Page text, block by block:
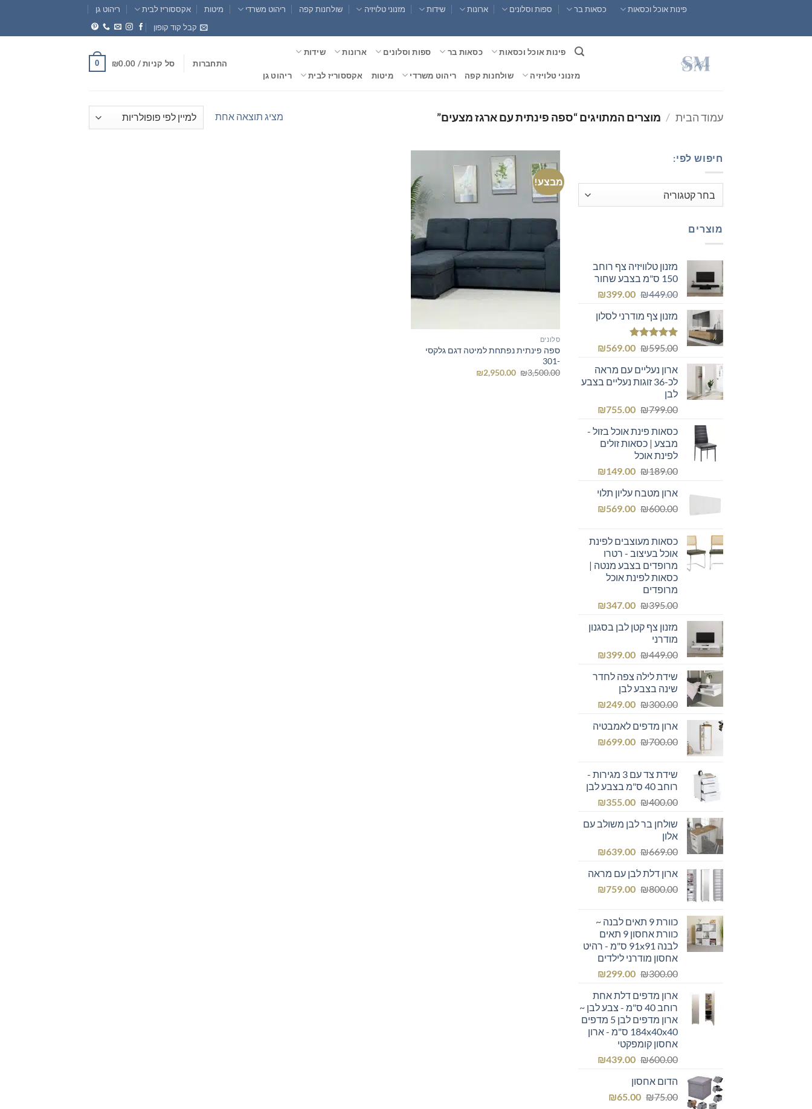
content
פינות אוכל וכסאות כסאות בר ספות וסלונים ארונות שידות מזנוני טלויזיה שולחנות קפה ריהוט משרדי מיטות אקססוריז לבית
ריהוט גן
קבל קוד קופון
פינות אוכל וכסאות כסאות בר ספות וסלונים ארונות שידות
מזנוני טלויזיה שולחנות קפה ריהוט משרדי מיטות אקססוריז לבית ריהוט גן
התחברות סל קניות / ₪0.00
0
עמוד הבית / מוצרים המתויגים “ספה פינתית עם ארגז מצעים” מציג תוצאה אחת
חיפוש לפי:
מוצרים
מזנון טלוויזיה צף רוחב
150 ס"מ בצבע שחור
₪449.00
המחיר
היה:
₪449.00.
₪399.00
המחיר
הוא:מזנון צף מודרני לסלון
דורג5.00
₪595.00
המחיר
היה:
₪595.00.
₪569.00
המחיר
הוא:
₪569.00.
ארון נעליים עם מראה
לכ-36 זוגות נעליים בצבע
לבן
₪799.00
המחיר
היה:
₪799.00.
₪755.00
המחיר
הוא:
כסאות פינת אוכל בזול -
מבצע | כסאות זולים
לפינת אוכל
₪189.00
המחיר
היה:
₪189.00.
₪149.00
המחיר
הוא:
₪149.00.
ארון מטבח עליון תלוי
₪600.00
המחיר
₪600.00.
₪569.00
המחיר
₪569.00.כסאות מעוצבים לפינת
אוכל בעיצוב - רטרו
מרופדים בצבע מנטה |
כסאות לפינת אוכל
מרופדים
₪395.00
המחיר
היה:
₪347.00
המחיר
הוא:
מזנון צף קטן לבן בסגנון
מודרני
₪449.00
המחיר
היה:
₪449.00.
₪399.00
המחיר
הוא:שידת לילה צפה לחדר
שינה בצבע לבן
₪300.00
המחיר
היה:
₪300.00.
₪249.00
המחיר
הוא:
₪249.00.
ארון מדפים לאמבטיה
₪700.00
המחיר
₪700.00.
₪699.00
המחיר
₪699.00.שידת צד עם 3 מגירות -
רוחב 40 ס"מ בצבע לבן
₪400.00
המחיר
היה:
₪355.00
המחיר
הוא:
שולחן בר לבן משולב עם
אלון
₪669.00
המחיר
היה:
₪669.00.
₪639.00
המחיר
הוא:
₪639.00.
ארון דלת לבן עם מראה
₪800.00
המחיר
₪800.00.
₪759.00
המחיר
₪759.00.כוורת 9 תאים לבנה ~
כוורת אחסון 9 תאים
לבנה 91x91 ס"מ - רהיט
אחסון מודרני לילדים
₪300.00
המחיר
היה:
₪300.00.
₪299.00
המחיר
הוא:
₪299.00.
ארון מדפים דלת אחת
רוחב 40 ס"מ - צבע לבן ~
ארון מדפים לבן 5 מדפים
184x40x40 ס"מ - ארון
אחסון קומפקטי
₪600.00
המחיר
היה:
₪600.00.
₪439.00
המחיר
הדום אחסון
₪75.00
המחיר₪65.00
המחיר
מבצע!
סלונים
ספה פינתית נפתחת למיטה דגם גלקסי
-301
₪3,500.00
המחיר
₪2,950.00